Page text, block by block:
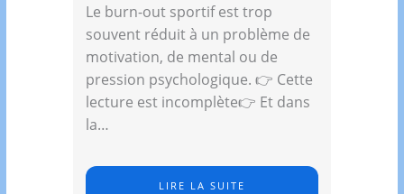
Le burn-out sportif est trop
souvent réduit à un problème de
motivation, de mental ou de
pression psychologique. 👉 Cette
lecture est incomplète👉 Et dans
la…
LIRE LA SUITE